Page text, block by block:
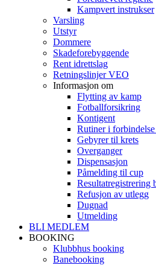
Kampvert instrukser
Varsling
Utstyr
Dommere
Skadeforebyggende
Rent idrettslag
Retningslinjer VEO
Informasjon om
Flytting av kamp
Fotballforsikring
Kontigent
Rutiner i
Gebyrer til krets
Overganger
Dispensasjon
Påmelding til cup
Resultatregistrering
Refusjon av utlegg
Dugnad
Utmelding
BLI MEDLEM
BOOKING
Klubbhus booking
Banebooking